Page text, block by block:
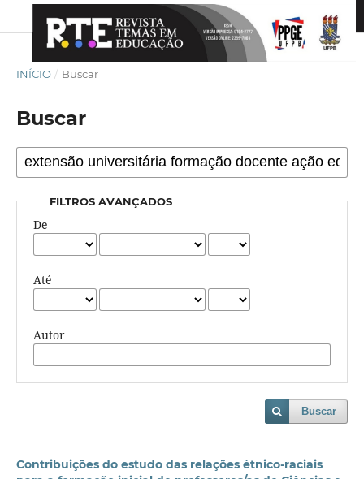
INÍCIO / Buscar
Buscar
FILTROS AVANÇADOS
De
Até
Autor
Buscar
Contribuições do estudo das relações étnico-raciais